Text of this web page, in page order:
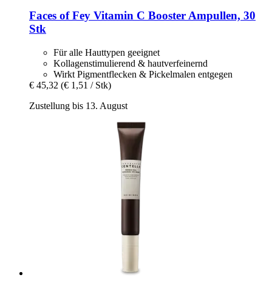
Faces of Fey Vitamin C Booster Ampullen, 30
Stk
Für alle Hauttypen geeignet
Kollagenstimulierend & hautverfeinernd
Wirkt Pigmentflecken & Pickelmalen entgegen
€ 45,32 (€ 1,51 / Stk)
Zustellung bis 13. August